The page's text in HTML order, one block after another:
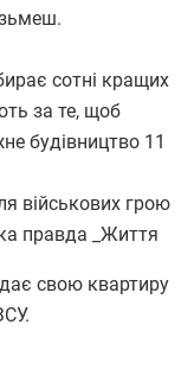
сотні кращих
за те, щоб
будівництво 11
свою квартиру